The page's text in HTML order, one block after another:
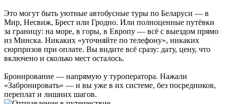
Это могут быть уютные автобусные туры по Беларуси — в
Мир, Несвиж, Брест или Гродно. Или полноценные путёвки
за границу: на море, в горы, в Европу — всё с выездом прямо
из Минска. Никаких «уточняйте по телефону», никаких
сюрпризов при оплате. Вы видите всё сразу: дату, цену, что
включено и сколько мест осталось.
Бронирование — напрямую у туроператора. Нажали
«Забронировать» — и вы уже в их системе, без посредников,
переплат и лишних шагов.